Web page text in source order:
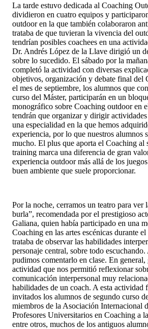
La tarde estuvo dedicada al Coaching
dividieron en cuatro equipos y
outdoor en la que también colaboraron
trataba de que tuvieran la vivencia del
tendrían posibles coachees en una
Dr. Andrés López de la Llave dirigió un
sobre lo sucedido. El sábado por la
completó la actividad con diversas
objetivos, organización y debate final del
el mes de septiembre, los alumnos que
curso del Máster, participarán en un
monográfico sobre Coaching outdoor en
tendrán que organizar y dirigir actividades
una especialidad en la que hemos
experiencia, por lo que nuestros alumnos
mucho. El plus que aporta el Coaching al
training marca una diferencia de gran
experiencia outdoor más allá de los
buen ambiente que suele proporcionar.
Por la noche, cerramos un teatro para ver
burla”, recomendada por el prestigioso
Galiana, quien había participado en una
Coaching en las artes escénicas durante
trataba de observar las habilidades
personaje central, sobre todo
pudimos comentarlo en clase. En general,
actividad que nos permitió reflexionar
comunicación interpersonal muy
habilidades de un coach. A esta actividad
invitados los alumnos de segundo curso
miembros de la Asociación Internacional
Profesores Universitarios en Coaching a
entre otros, muchos de los antiguos